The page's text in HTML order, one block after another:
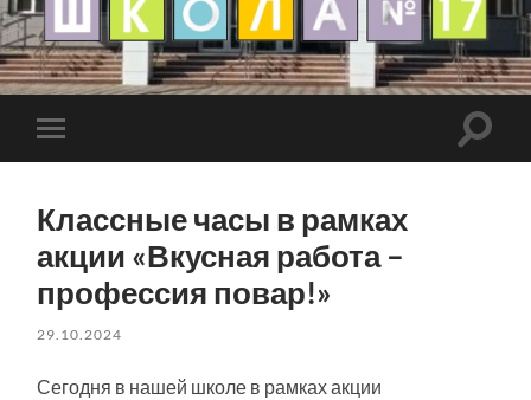
Классные часы в рамках
акции «Вкусная работа –
профессия повар!»
29.10.2024
Сегодня в нашей школе в рамках акции